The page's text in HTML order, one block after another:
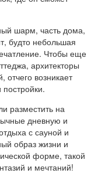
шарм, часть дома,
будто небольшая
Чтобы еще
архитекторы
возникает
разместить на
дневную и
с сауной и
образ жизни и
форме, такой
и мечтаний!